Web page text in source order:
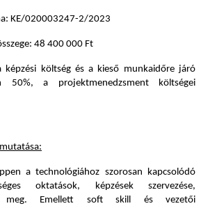
KE/020003247-2/2023
48 400 000 Ft
képzési költség és a kieső munkaidőre járó
50%, a projektmenedzsment költségei
a technológiához szorosan kapcsolódó
oktatások, képzések szervezése,
meg. Emellett soft skill és vezetői